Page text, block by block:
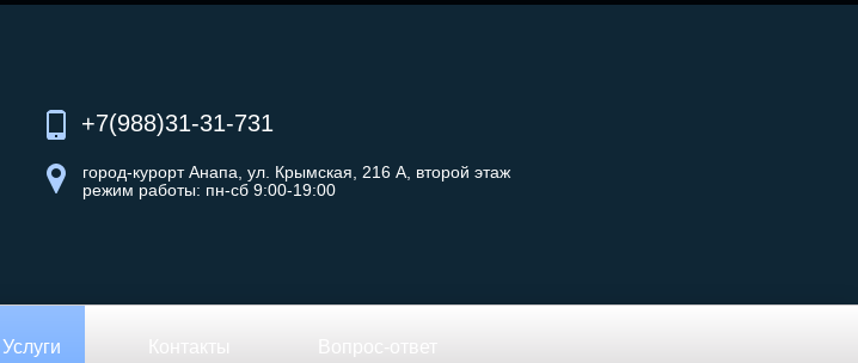
+7(988)31-31-731
город-курорт Анапа, ул. Крымская, 216 А, второй этаж
режим работы: пн-сб 9:00-19:00
Услуги Контакты Вопрос-ответ